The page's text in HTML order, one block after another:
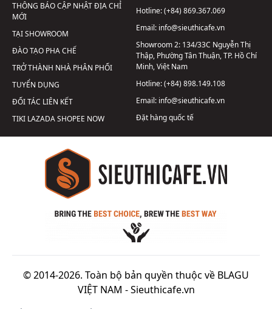
THÔNG BÁO CẬP NHẬT ĐỊA CHỈ
MỚI
TẠI SHOWROOM
ĐÀO TẠO PHA CHẾ
TRỞ THÀNH NHÀ PHÂN PHỐI
TUYỂN DỤNG
ĐỐI TÁC LIÊN KẾT
TIKI LAZADASHOPEE NOW
Hotline:(+84) 869.367.069
Email: info@sieuthicafe.vn
Showroom 2: 134/33C Nguyễn Thị
Thập, Phường Tân Thuận, TP. Hồ Chí
Minh, Việt Nam
Hotline:(+84) 898.149.108
Email: info@sieuthicafe.vn
Đặt hàng quốc tế
© 2014-2026. Toàn bộ bản quyền thuộc về BLAGU
VIỆT NAM -Sieuthicafe.vn